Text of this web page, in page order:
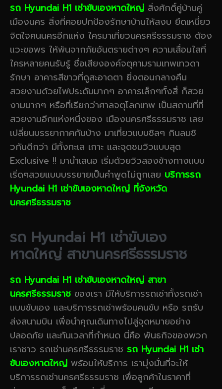
รถ Hyundai H1 เช่าขับเองหาดใหญ่ สิ่งศักดิ์คู่บ้านคู่
เมืองนคร สิ่งที่คอยปกป้องรักษาบ้านให้สงบ ยึดเหนี่ยว
จิตใจคนนครอีกแห่ง ใครมาเที่ยวนครศรีธรรมราช ต้อง
แวะขอพร ให้พ้นจากภัยอันตรายต่างๆ ความเสื่อมใสที่
ใครหลายคนรับรู้ ชื่อเสียงองค์จตุคามรามเทพเทวดา
รักษา อาคารสีขาวที่ดูสะอาดตา ยิ่งตอนกลางคืน
สวยงามด้วยไฟประดับมากๆ อาคารเล็กๆทั้งสี่ ก็สวย
งามมากๆ หรือที่เรียกว่าศาลจตุโลกเทพ เป็นสถานที่ที่
สวยงามอีกแห่งหนึ่งของ เมืองนครศรีธรรมราช เลย
เปลี่ยนบรรยากาศกันบ้าง มาเที่ยวแบบชิลๆ กินลมชิ
วกันดีกว่า มีทั้งทะเล เกาะ และจุดชมวิวแบบสุด
Exclusive !! มานำเสนอ เริ่มด้วยวิวสองข้างทางแบบ
เริ่ดๆสวยแบบบรรยายเป็นคำพูดไม่ถูกเลย บริการรถ
Hyundai H1 เช่าขับเองหาดใหญ่ ที่จังหวัด
นครศรีธรรมราช
รถ Hyundai H1 เช่าขับเอง
หาดใหญ่ สาขานครศรีธรรมราช
รถ Hyundai H1 เช่าขับเองหาดใหญ่ สาขา
นครศรีธรรมราช ของเรา มีให้บริการรถเช่าทั้งรถเช่า
แบบขับเอง และบริการรถเช่าพร้อมคนขับ หรือ รถรับ
ส่งสนามบิน เพื่อนำคุณเดินทางไปสู่จุดหมายอย่าง
ปลอดภัย และทันเวลาที่กำหนด นี่คือ พันธกิจของพวก
เราชาว รถเช่านครศรีธรรมราช รถ Hyundai H1 เช่า
ขับเองหาดใหญ่ พร้อมให้บริการ เรามุ่งมั่นที่จะให้
บริการรถเช่านครศรีธรรมราช เพื่อลูกค้าในราคาที่